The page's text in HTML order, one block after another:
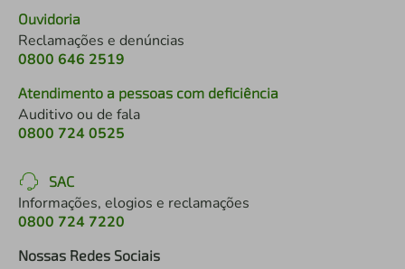
Ouvidoria
Reclamações e denúncias
0800 646 2519
Atendimento a pessoas com deficiência
Auditivo ou de fala
0800 724 0525
SAC
Informações, elogios e reclamações
0800 724 7220
Nossas Redes Sociais